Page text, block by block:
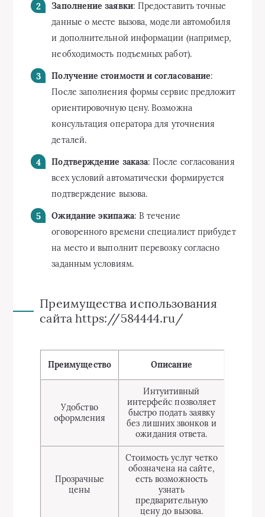
Заполнение заявки: Предоставить точные
данные о месте вызова, модели автомобиля
и дополнительной информации (например,
необходимость подъемных работ).
Получение стоимости и согласование:
После заполнения формы сервис предложит
ориентировочную цену. Возможна
консультация оператора для уточнения
деталей.
Подтверждение заказа: После согласования
всех условий автоматически формируется
подтверждение вызова.
Ожидание экипажа: В течение
оговоренного времени специалист прибудет
на место и выполнит перевозку согласно
заданным условиям.
Преимущества использования
сайта https://584444.ru/
Преимущество Описание
Удобство
оформления
Интуитивный
интерфейс позволяет
быстро подать заявку
без лишних звонков и
ожидания ответа.
Прозрачные
цены
Стоимость услуг четко
обозначена на сайте,
есть возможность
узнать
предварительную
цену до вызова.